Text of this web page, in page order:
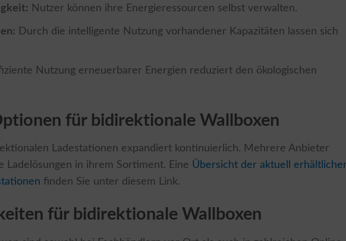
Nutzer können ihre Energieressourcen selbst verwalten.
Durch die intelligente Nutzung vorhandener Kapazitäten lassen sich
Nutzung erneuerbarer Energien reduziert den ökologischen
für bidirektionale Wallboxen
Ladestationen expandiert kontinuierlich. Mehrere Anbieter
Ladelösungen in ihrem Sortiment. Eine Übersicht der aktuell
finden Sie unter diesem Link.
für bidirektionale Wallboxen